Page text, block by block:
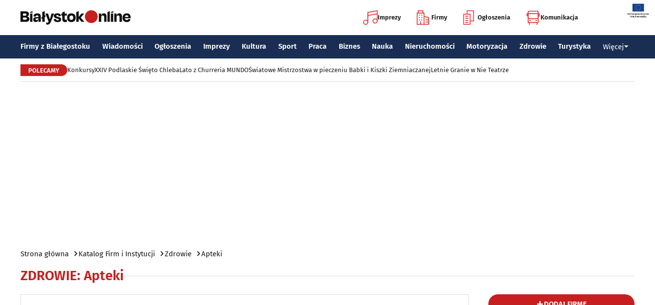
Imprezy Firmy Ogłoszenia Komunikacja
Firmy z Białegostoku Wiadomości Ogłoszenia Imprezy Kultura Sport Praca Biznes Nauka Nieruchomości Motoryzacja Zdrowie Turystyka Więcej
POLECAMY KonkursyXXIV Podlaskie Święto ChlebaLato z Churreria MUNDOŚwiatowe Mistrzostwa w pieczeniu Babki i Kiszki ZiemniaczanejLetnie Granie w Nie Teatrze
Strona główna Katalog Firm i Instytucji Zdrowie Apteki
ZDROWIE: Apteki